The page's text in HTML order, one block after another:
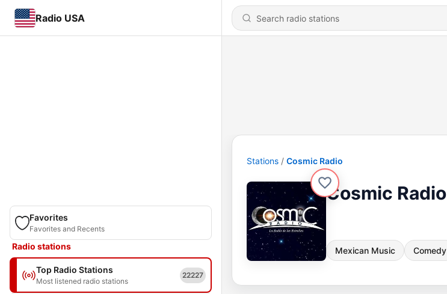
Radio USA
Favorites
Favorites and Recents
Radio stations
Top Radio Stations
Most listened radio stations
22227
Stations Cosmic Radio
Cosmic Radio
Mexican Music Comedy